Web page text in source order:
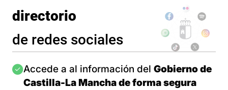
directorio
de redes sociales
Imagen
Accede a al información del Gobierno de
Castilla-La Mancha de forma segura